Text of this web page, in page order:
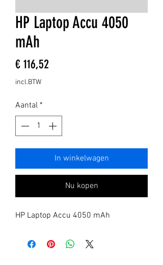
HP Laptop Accu 4050
mAh
€ 116,52
incl.BTW
Aantal *
In winkelwagen
Nu kopen
HP Laptop Accu 4050 mAh